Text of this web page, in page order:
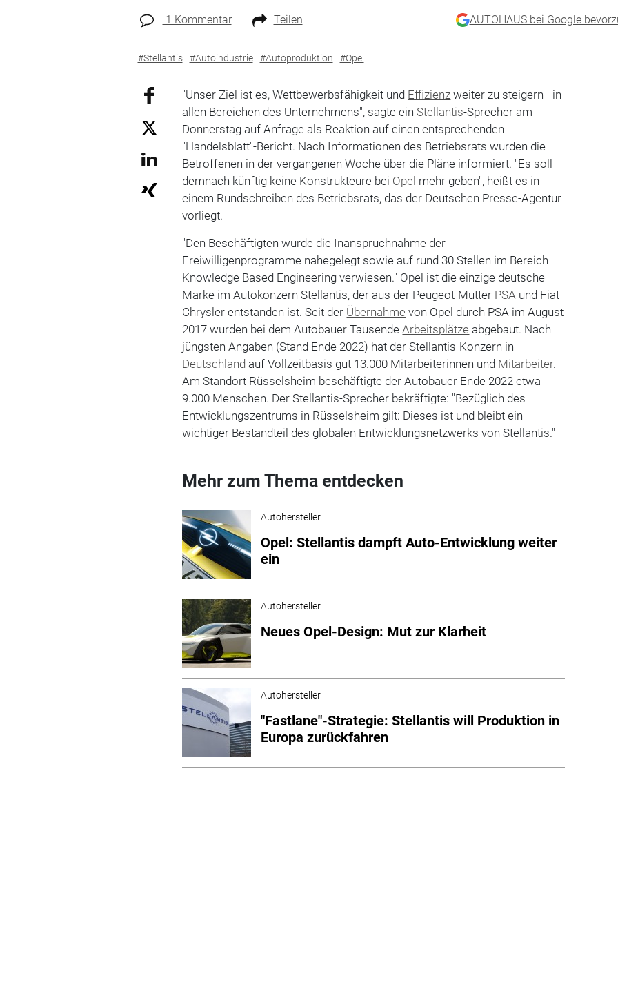
1 Kommentar Teilen AUTOHAUS bei Google
#Stellantis #Autoindustrie #Autoproduktion #Opel
"Unser Ziel ist es, Wettbewerbsfähigkeit und Effizienz weiter zu steigern - in
allen Bereichen des Unternehmens", sagte ein Stellantis-Sprecher am
Donnerstag auf Anfrage als Reaktion auf einen entsprechenden
"Handelsblatt"-Bericht. Nach Informationen des Betriebsrats wurden die
Betroffenen in der vergangenen Woche über die Pläne informiert. "Es soll
demnach künftig keine Konstrukteure bei Opel mehr geben", heißt es in
einem Rundschreiben des Betriebsrats, das der Deutschen Presse-Agentur
vorliegt.
"Den Beschäftigten wurde die Inanspruchnahme der
Freiwilligenprogramme nahegelegt sowie auf rund 30 Stellen im Bereich
Knowledge Based Engineering verwiesen." Opel ist die einzige deutsche
Marke im Autokonzern Stellantis, der aus der Peugeot-Mutter PSA und Fiat-
Chrysler entstanden ist. Seit der Übernahme von Opel durch PSA im August
2017 wurden bei dem Autobauer TausendeArbeitsplätze abgebaut. Nach
jüngsten Angaben (Stand Ende 2022) hat der Stellantis-Konzern in
Deutschland auf Vollzeitbasis gut 13.000 Mitarbeiterinnen und Mitarbeiter.
Am Standort Rüsselsheim beschäftigte der Autobauer Ende 2022 etwa
9.000 Menschen. Der Stellantis-Sprecher bekräftigte: "Bezüglich des
Entwicklungszentrums in Rüsselsheim gilt: Dieses ist und bleibt ein
wichtiger Bestandteil des globalen Entwicklungsnetzwerks von Stellantis."
Mehr zum Thema entdecken
Autohersteller
Opel: Stellantis dampft Auto-Entwicklung weiter
ein
Autohersteller
Neues Opel-Design: Mut zur Klarheit
Autohersteller
"Fastlane"-Strategie: Stellantis will Produktion in
Europa zurückfahren